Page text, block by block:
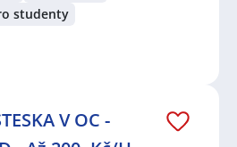
studenty
V OC -